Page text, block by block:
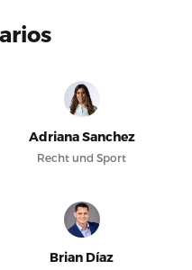
Adriana Sanchez
Recht und Sport
Brian Díaz